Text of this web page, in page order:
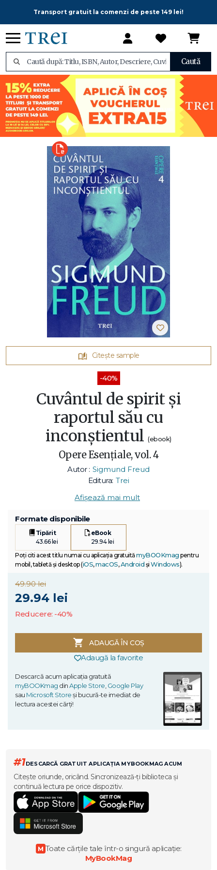
Transport gratuit la comenzi de peste 149 lei!
Caută
Citește sample
-40%
Cuvântul de spirit și
raportul său cu
inconștientul(ebook)
Opere Esenţiale, vol. 4
Autor : Sigmund Freud
Editura: Trei
Afișează mai mult
Formate disponibile
Tipărit
43.66 lei
eBook
29.94 lei
Poți citi acest titlu numai cu aplicația gratuitămyBOOKmag pentru
mobil, tabletă și desktop (iOS,macOS,Android și Windows).
49.90 lei
29.94 lei
Reducere: -40%
ADAUGĂ ÎN COȘ
Adaugă la favorite
Descarcă acum aplicația gratuită
myBOOKmag dinApple Store,Google Play
sau Microsoft Storeși bucură-te imediat de
lectura acestei cărți!
#1DESCARCĂ GRATUIT APLICAȚIA MYBOOKMAG ACUM
Citește oriunde, oricând. Sincronizează-ți biblioteca și
continuă lectura pe orice dispozitiv.
M Toate cărțile tale într-o singură aplicație:
MyBookMag